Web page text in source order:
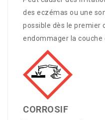
des eczémas ou une
possible dès le premier
endommager la couche
CORROSIF